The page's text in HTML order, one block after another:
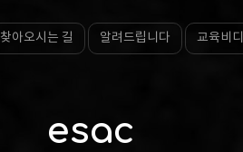
찾아오시는 길 알려드립니다 교육비
esac